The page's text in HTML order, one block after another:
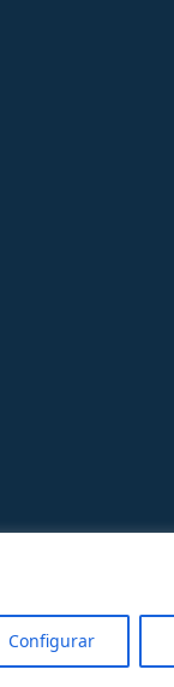
Configurar